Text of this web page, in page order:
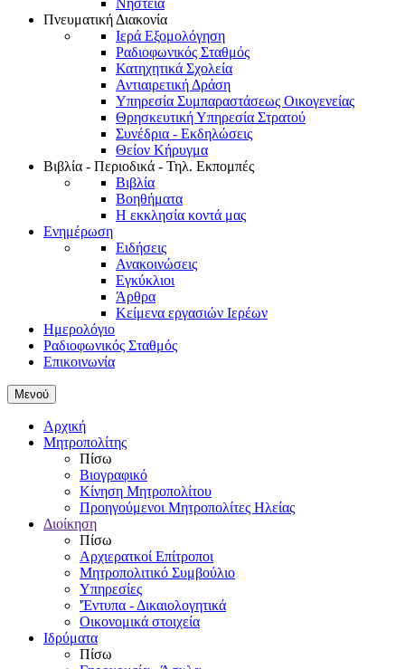
Πνευματική Διακονία
Ιερά Εξομολόγηση
Ραδιοφωνικός Σταθμός
Κατηχητικά Σχολεία
Αντιαιρετική Δράση
Υπηρεσία Συμπαραστάσεως Οικογενείας
Θρησκευτική Υπηρεσία Στρατού
Συνέδρια - Εκδηλώσεις
Θείον Κήρυγμα
Βιβλία - Περιοδικά - Τηλ. Εκπομπές
Βιβλία
Βοηθήματα
Η εκκλησία κοντά μας
Ενημέρωση
Ειδήσεις
Ανακοινώσεις
Εγκύκλιοι
Άρθρα
Κείμενα εργασιών Ιερέων
Ημερολόγιο
Ραδιοφωνικός Σταθμός
Επικοινωνία
Μενού
Αρχική
Μητροπολίτης
Πίσω
Βιογραφικό
Κίνηση Μητροπολίτου
Προηγούμενοι Μητροπολίτες Ηλείας
Διοίκηση
Πίσω
Αρχιερατκοί Επίτροποι
Μητροπολιτικό Συμβούλιο
Υπηρεσίες
'Έντυπα - Δικαιολογητικά
Οικονομικά στοιχεία
Ιδρύματα
Πίσω